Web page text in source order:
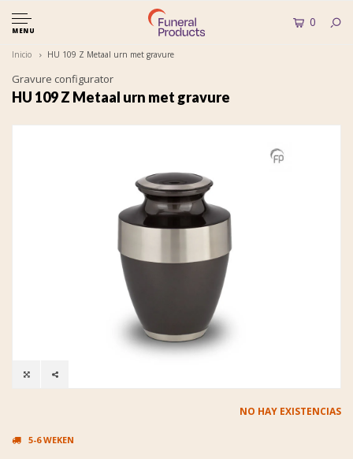
MENU
0
Inicio HU 109 Z Metaal urn met gravure
Gravure configurator
HU 109 Z Metaal urn met gravure
NO HAY EXISTENCIAS
5-6 WEKEN